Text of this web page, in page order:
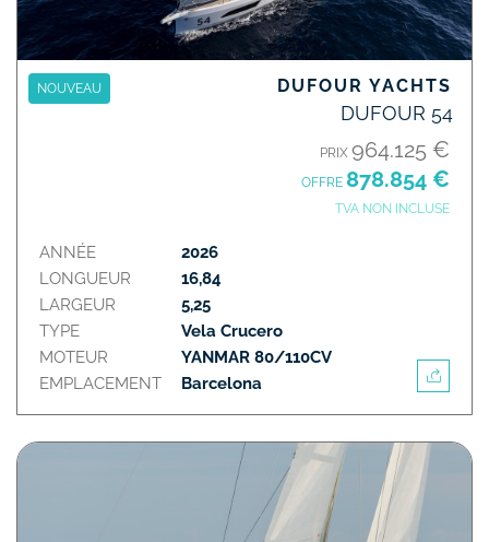
NOUVEAU DUFOUR YACHTS
DUFOUR 54
PRIX 964.125 €
OFFRE 878.854 €
TVA NON INCLUSE
ANNÉE
LONGUEUR
LARGEUR
TYPE
MOTEUR
EMPLACEMENT
2026
16,84
5,25
Vela Crucero
YANMAR 80/110CV
Barcelona